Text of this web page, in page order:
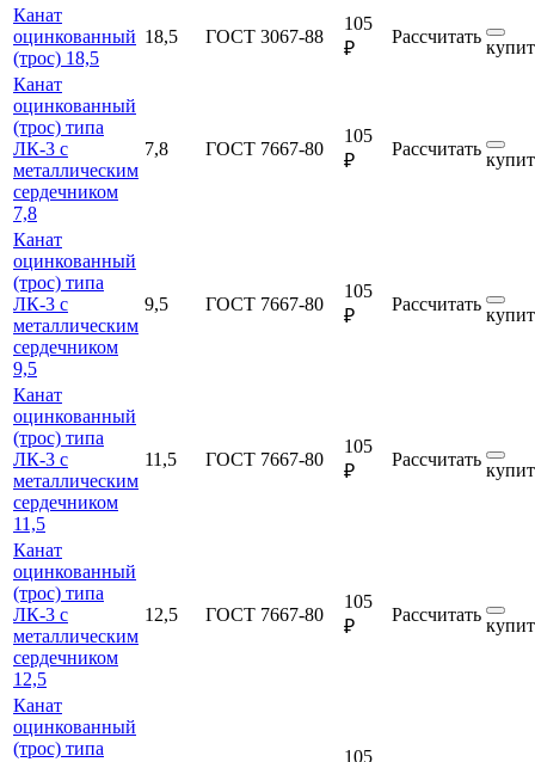
Канат
оцинкованный
(трос) 18,5
18,5 ГОСТ 3067-88
105
₽
Рассчитать
Канат
оцинкованный
(трос) типа
ЛК-3 с
металлическим
сердечником
7,8
7,8 ГОСТ 7667-80
105
₽
Рассчитать
Канат
оцинкованный
(трос) типа
ЛК-3 с
металлическим
сердечником
9,5
9,5 ГОСТ 7667-80
105
₽
Рассчитать
Канат
оцинкованный
(трос) типа
ЛК-3 с
металлическим
сердечником
11,5
11,5 ГОСТ 7667-80
105
₽
Рассчитать
Канат
оцинкованный
(трос) типа
ЛК-3 с
металлическим
сердечником
12,5
12,5 ГОСТ 7667-80
105
₽
Рассчитать
Канат
оцинкованный
(трос) типа
105